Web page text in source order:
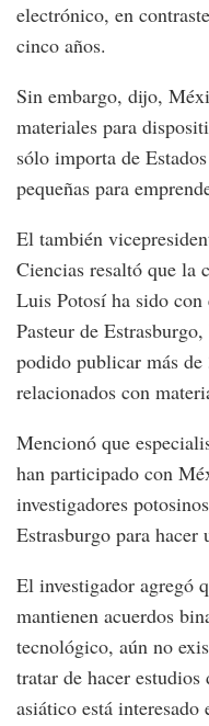
electrónico, en
cinco años.
Sin embargo, dijo,
materiales para
sólo importa de
pequeñas para
El también
Ciencias resaltó que la
Luis Potosí ha sido
Pasteur de
podido publicar más
relacionados con
Mencionó que
han participado con
investigadores
Estrasburgo para hacer
El investigador agregó
mantienen acuerdos
tecnológico, aún no
tratar de hacer estudios
asiático está interesado